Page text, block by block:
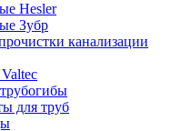
Hesler
Зубр
канализации
для труб